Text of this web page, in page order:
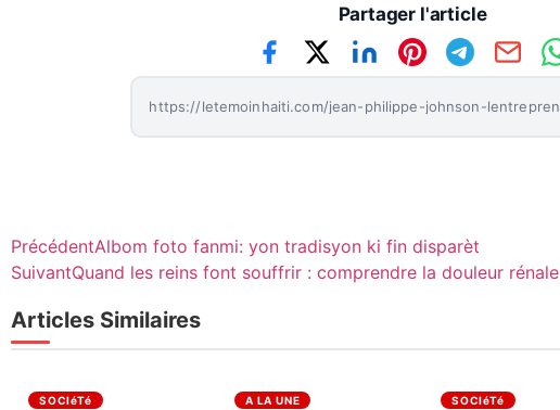
Partager l'article
PrécédentAlbom foto fanmi: yon tradisyon ki fin disparèt
SuivantQuand les reins font souffrir : comprendre la douleur rénale
Articles Similaires
SOCIéTé A LA UNE SOCIéTé